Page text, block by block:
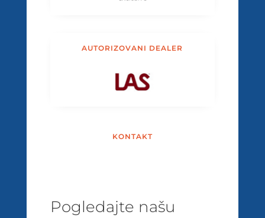
AUTORIZOVANI DEALER
KONTAKT
Pogledajte našu